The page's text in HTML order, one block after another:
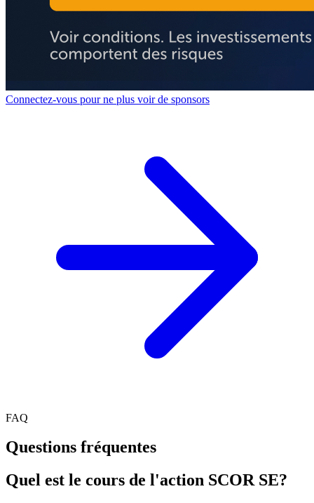
Connectez-vous pour ne plus voir de sponsors
FAQ
Questions fréquentes
Quel est le cours de l'action SCOR SE?